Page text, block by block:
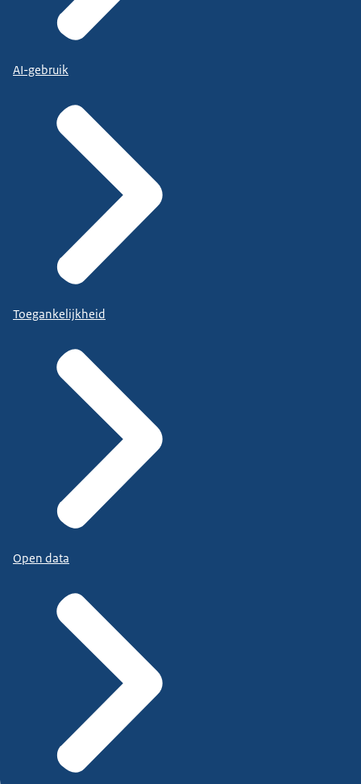
AI-gebruik
Toegankelijkheid
Open data